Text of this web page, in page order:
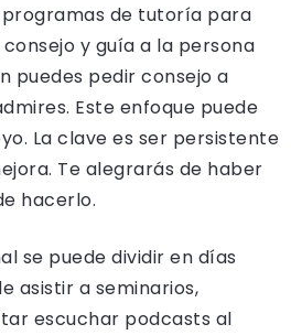
de tutoría para
y guía a la persona
puedes pedir consejo a
Este enfoque puede
La clave es ser persistente
Te alegrarás de haber
hacerlo.
se puede dividir en días
asistir a seminarios,
escuchar podcasts al